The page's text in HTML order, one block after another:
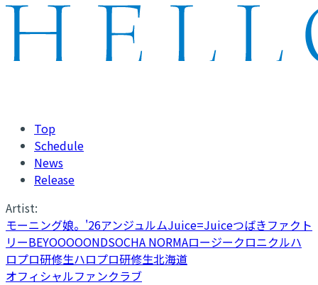
Top
Schedule
News
Release
Artist:
モーニング娘。'26アンジュルムJuice=Juiceつばきファクト
リーBEYOOOOONDSOCHA NORMAロージークロニクルハ
ロプロ研修生ハロプロ研修生北海道
オフィシャルファンクラブ